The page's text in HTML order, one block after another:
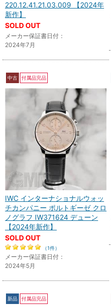
220.12.41.21.03.009 【2024年
新作】
SOLD OUT
メーカー保証書日付：
2024年7月
中古 付属品完品
IWC インターナショナルウォッ
チカンパニー ポルトギーゼ クロ
ノグラフ IW371624 デューン
【2024年新作】
SOLD OUT
（1件）
メーカー保証書日付：
2024年5月
新品 付属品完品